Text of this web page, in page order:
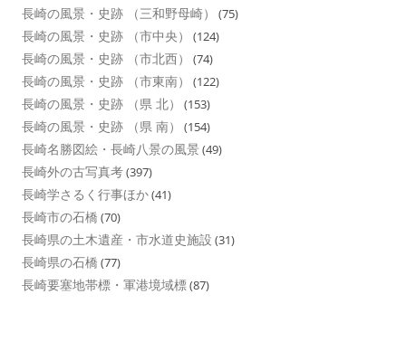
長崎の風景・史跡 （三和野母崎） (75)
長崎の風景・史跡 （市中央） (124)
長崎の風景・史跡 （市北西） (74)
長崎の風景・史跡 （市東南） (122)
長崎の風景・史跡 （県 北） (153)
長崎の風景・史跡 （県 南） (154)
長崎名勝図絵・長崎八景の風景 (49)
長崎外の古写真考(397)
長崎学さるく行事ほか(41)
長崎市の石橋 (70)
長崎県の土木遺産・市水道史施設 (31)
長崎県の石橋 (77)
長崎要塞地帯標・軍港境域標(87)